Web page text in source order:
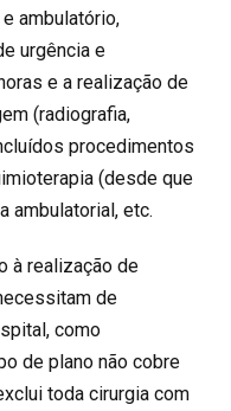
ambulatório,
urgência e
e a realização de
(radiografia,
procedimentos
(desde que
ambulatorial, etc.
à realização de
de
como
de plano não cobre
toda cirurgia com